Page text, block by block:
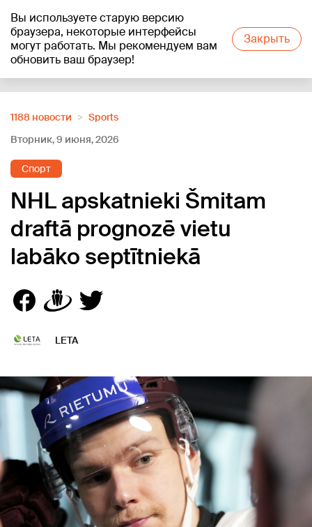
Вы используете старую версию
браузера, некоторые интерфейсы
могут работать. Мы рекомендуем вам
обновить ваш браузер!
Закрыть
+20°C
1188 новости
Sports
Вторник, 9 июня, 2026
Спорт
NHL apskatnieki Šmitam
draftā prognozē vietu
labāko septītniekā
LETA